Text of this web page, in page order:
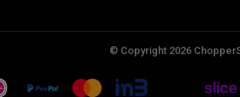
© Copyright 2026